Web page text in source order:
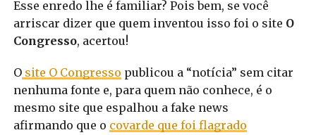
Esse enredo lhe é familiar? Pois bem, se você
arriscar dizer que quem inventou isso foi o site O
Congresso, acertou!
Osite O Congresso publicou a “notícia” sem citar
nenhuma fonte e, para quem não conhece, é o
mesmo site que espalhou a fake news
afirmando que o covarde que foi flagrado